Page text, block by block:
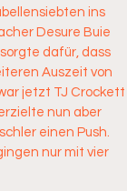
ins
Desure Buie
dafür, dass
Auszeit von
jetzt TJ Crockett
nun aber
einen Push.
nur mit vier